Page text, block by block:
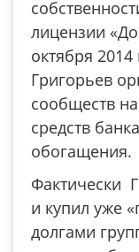
лицензии
октября
Григорьев
сообществ
средств
обогащения.
Фактически
и купил уже
долгами